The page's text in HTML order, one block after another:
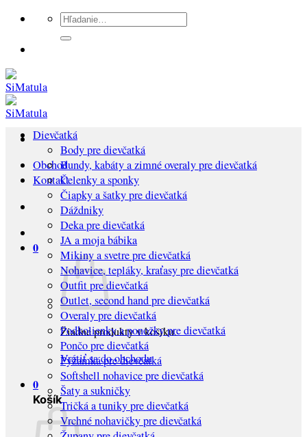
Preskočiť
obsah
Hľadať:
Obchod
Kontakt
0
Žiadne produkty v košíku.
Vrátiť sa do obchodu
0
Košík
Dievčatká
Body pre dievčatká
Bundy, kabáty a zimné overaly pre dievčatká
Čelenky a sponky
Čiapky a šatky pre dievčatká
Dáždniky
Deka pre dievčatká
JA a moja bábika
Mikiny a svetre pre dievčatká
Nohavice, tepláky, kraťasy pre dievčatká
Outfit pre dievčatká
Outlet, second hand pre dievčatká
Overaly pre dievčatká
Podkolienky a ponožky pre dievčatká
Pončo pre dievčatká
Pyžamká pre dievčatká
Softshell nohavice pre dievčatká
Šaty a sukničky
Tričká a tuniky pre dievčatká
Vrchné nohavičky pre dievčatká